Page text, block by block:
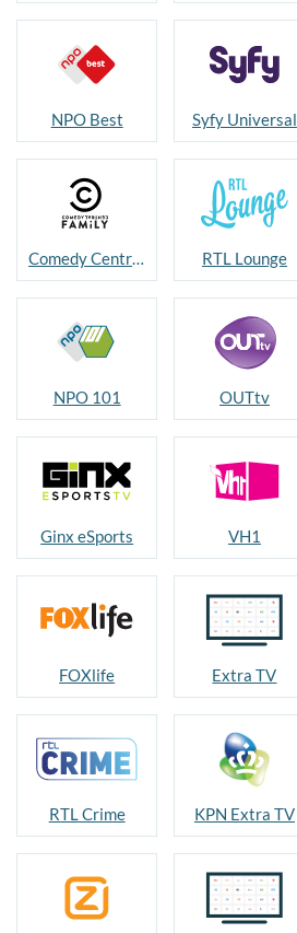
NPO Best Syfy Universal
Comedy Central Family RTL Lounge
NPO 101 OUTtv
Ginx eSports VH1
FOXlife Extra TV
RTL Crime KPN Extra TV